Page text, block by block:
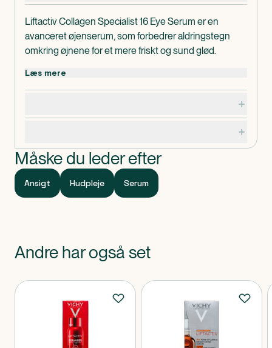
Liftactiv Collagen Specialist 16 Eye Serum er en
avanceret øjenserum, som forbedrer aldringstegn
omkring øjnene for et mere friskt og sund glød.
Læs mere
Måske du leder efter
Ansigt Hudpleje Serum
Andre har også set
Produkter